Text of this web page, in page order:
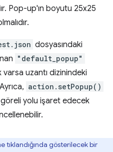
Pop-up'ın boyutu 25x25
dosyasındaki
"default_popup"
varsa uzantı dizinindeki
action.setPopup()
göreli yolu işaret edecek
tıklandığında gösterilecek bir